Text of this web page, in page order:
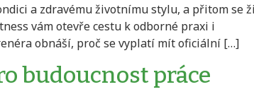
a zdravému životnímu stylu, a přitom se
vám otevře cestu k odborné praxi i
obnáší, proč se vyplatí mít oficiální […]
budoucnost práce